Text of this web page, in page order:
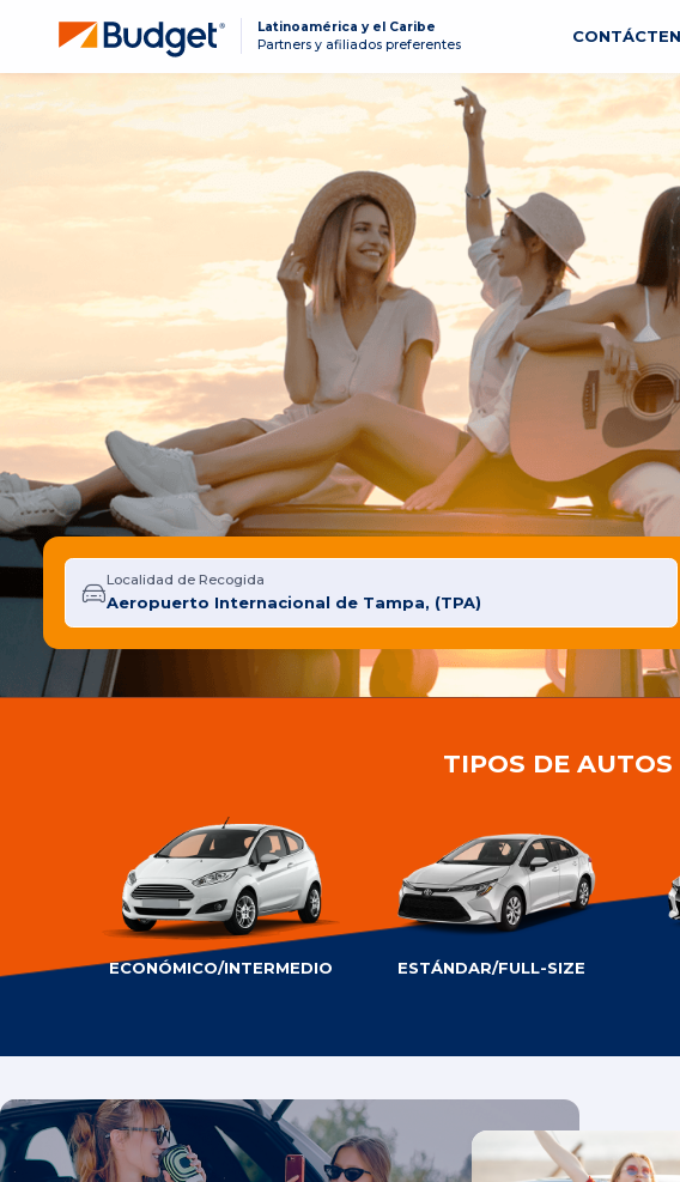
Latinoamérica y el Caribe
Partners y afiliados preferentes
Localidad de Recogida
TIPOS DE
ECONÓMICO/INTERMEDIO ESTÁNDAR/FULL-SIZE